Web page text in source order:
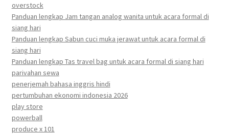
overstock
Panduan lengkap Jam tangan analog wanita untuk acara formal di
siang hari
Panduan lengkap Sabun cuci muka jerawat untuk acara formal di
siang hari
Panduan lengkap Tas travel bag untuk acara formal di siang hari
parivahan sewa
penerjemah bahasa inggris hindi
pertumbuhan ekonomi indonesia 2026
play store
powerball
produce x 101